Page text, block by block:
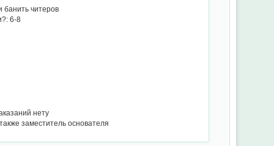
банить читеров
6-8
нету
заместитель основателя